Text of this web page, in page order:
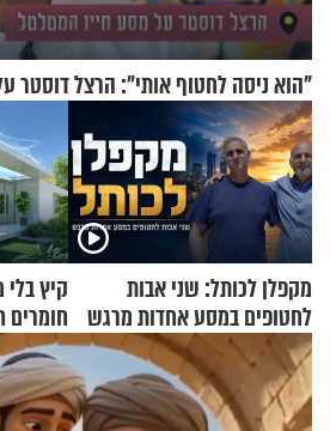
"הוא ניסה לחטוף אותי": הרצל דוסטר
מקפלן לכותל: שני אבות
לחטופים במסע אחדות מרגש
קיץ
בתים